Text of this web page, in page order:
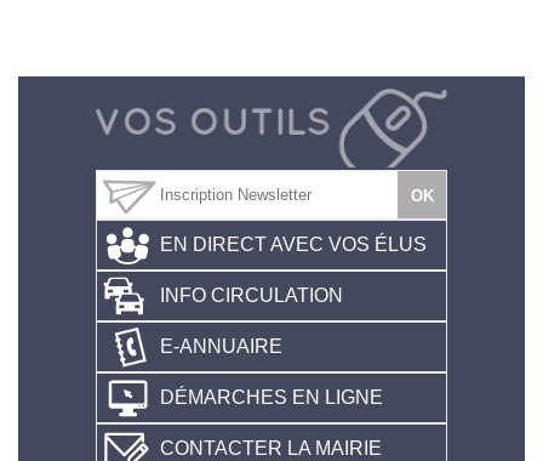
EN DIRECT AVEC VOS ÉLUS
INFO CIRCULATION
E-ANNUAIRE
DÉMARCHES EN LIGNE
CONTACTER LA MAIRIE